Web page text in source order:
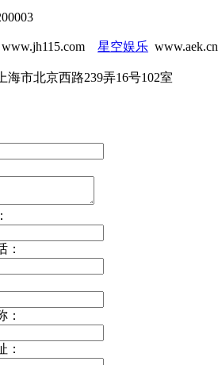
星空娱乐 www.aek.cn
海市北京西路239弄16号102室
：
：
：